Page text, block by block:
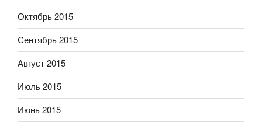
Октябрь 2015
Сентябрь 2015
Август 2015
Июль 2015
Июнь 2015